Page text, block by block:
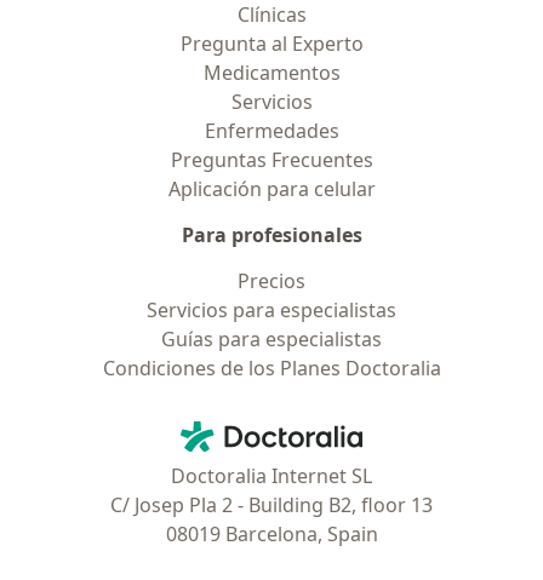
Clínicas
Pregunta al Experto
Medicamentos
Servicios
Enfermedades
Preguntas Frecuentes
Aplicación para celular
Para profesionales
Precios
Servicios para especialistas
Guías para especialistas
Condiciones de los Planes Doctoralia
Doctoralia - Página de inicio
Doctoralia Internet SL
C/ Josep Pla 2 - Building B2, floor 13
08019 Barcelona, Spain